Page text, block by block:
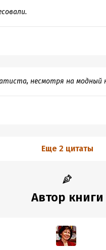
несмотря на модный
Еще 2 цитаты
Автор книги